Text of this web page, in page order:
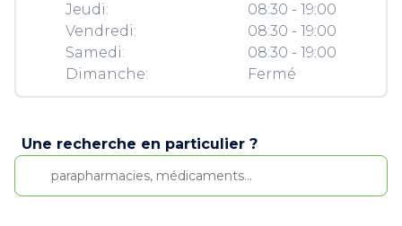
Jeudi:
Vendredi:
Samedi:
Dimanche:
08:30 - 19:00
08:30 - 19:00
08:30 - 19:00
Fermé
Une recherche en particulier ?